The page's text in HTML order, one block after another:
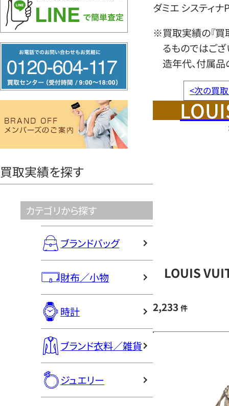
リ
ー
ヤ
買取実績を探す
カテゴリから探す
ブランドバッグ
財布／小物
時計
ブランド衣料／雑貨
ジュエリー
ダミエ システィ
※買取実績の『買
るものではござ
造年代、付属品
<次の買
LOUIS
2,233 件